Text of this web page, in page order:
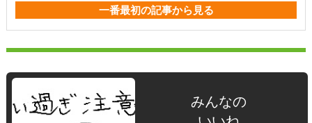
一番最初の記事から見る
みんなの